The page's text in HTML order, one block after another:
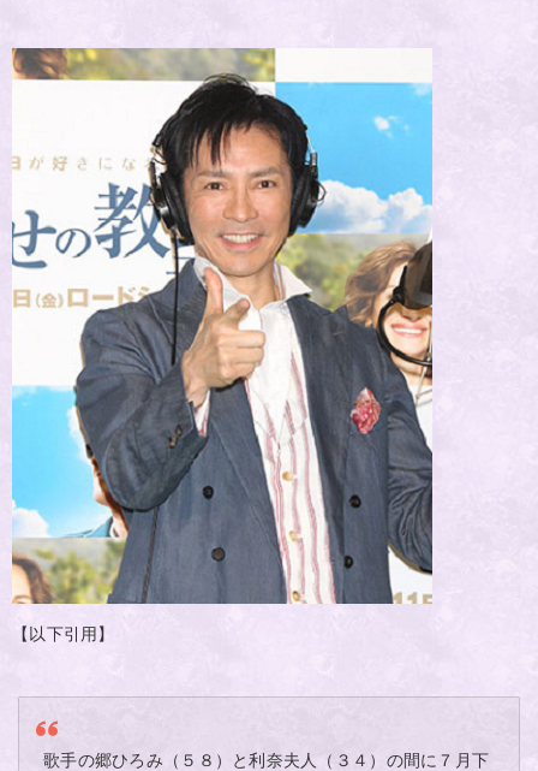
【以下引用】
歌手の郷ひろみ（５８）と利奈夫人（３４）の間に７月下